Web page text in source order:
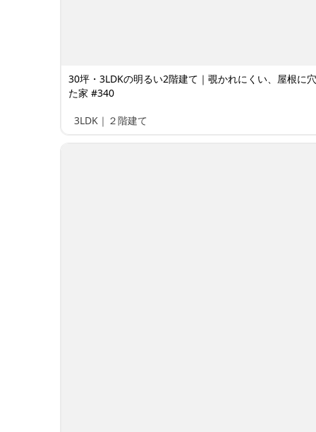
30坪・3LDKの明るい2階建て｜覗かれにくい、屋根に
た家 #340
3LDK｜２階建て